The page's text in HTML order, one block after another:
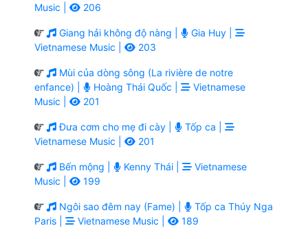
Music |
206
Giang hải không độ nàng |
Gia Huy |
Vietnamese Music |
203
Mùi của dòng sông (La rivière de notre
enfance) |
Hoàng Thái Quốc |
Vietnamese
Music |
201
Đưa cơm cho mẹ đi cày |
Tốp ca |
Vietnamese Music |
201
Bến mộng | Kenny Thái |
Vietnamese
Music |
199
Ngôi sao đêm nay (Fame) |
Tốp ca Thúy Nga
Paris |
Vietnamese Music | 189